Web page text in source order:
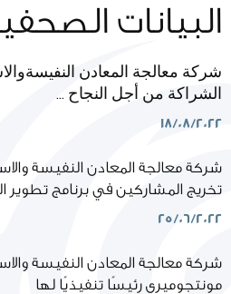
البيانات
الشراكة من أجل النجاح ...
18/08/2022
شركة معالجة المعادن النفيسة
تخريج المشاركين في برنامج تطوير
25/06/2022
شركة معالجة المعادن النفيسة
مونتجوميري رئيسًا تنفيذيًا لها